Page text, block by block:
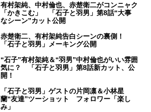
有村架純、中村倫也、赤楚衛二がコンニャク
「かきこむ」 「石子と羽男」第8話“大事
なシーン”カット公開
赤楚衛二、有村架純告白シーンの裏側！
「石子と羽男」メーキング公開
“石子”有村架純＆“羽男”中村倫也がいい雰囲
気に？ 「石子と羽男」第8話新カット、公
開！
「石子と羽男」ゲストの片岡凛＆小林星
蘭“友達”ツーショット フォロワー「楽し
み」